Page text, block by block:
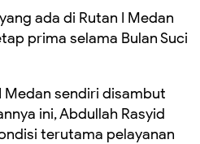
ada di Rutan I Medan
prima selama Bulan Suci
Medan sendiri disambut
ini, Abdullah Rasyid
terutama pelayanan